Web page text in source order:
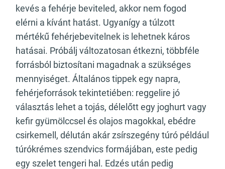
kevés a fehérje beviteled, akkor nem fogod
elérni a kívánt hatást. Ugyanígy a túlzott
mértékű fehérjebevitelnek is lehetnek káros
hatásai. Próbálj változatosan étkezni, többféle
forrásból biztosítani magadnak a szükséges
mennyiséget. Általános tippek egy napra,
fehérjeforrások tekintetiében: reggelire jó
választás lehet a tojás, délelőtt egy joghurt vagy
kefir gyümölccsel és olajos magokkal, ebédre
csirkemell, délután akár zsírszegény túró például
túrókrémes szendvics formájában, este pedig
egy szelet tengeri hal. Edzés után pedig